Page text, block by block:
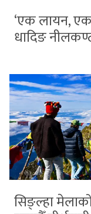
‘एक लायन,
धादिङ
सिङ्ल्हा